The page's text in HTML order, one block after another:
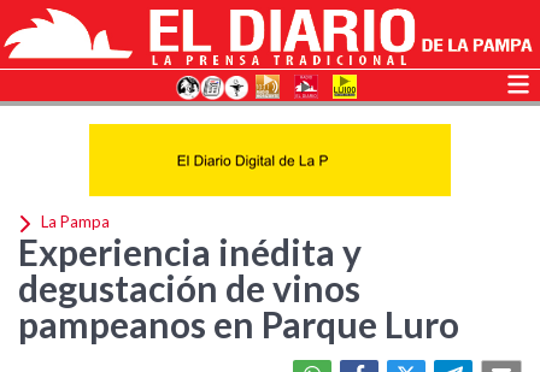
La Pampa
Experiencia inédita y
degustación de vinos
pampeanos en Parque Luro